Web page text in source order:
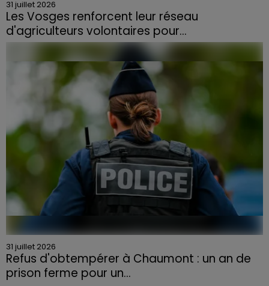
31 juillet 2026
Les Vosges renforcent leur réseau
d'agriculteurs volontaires pour...
Face à la sécheresse et aux risques de départs de feu,
la Chambre d'agriculture des Vosges a lancé un appel
aux agriculteurs volontaires pour venir en aide...
31 juillet 2026
Refus d'obtempérer à Chaumont : un an de
prison ferme pour un...